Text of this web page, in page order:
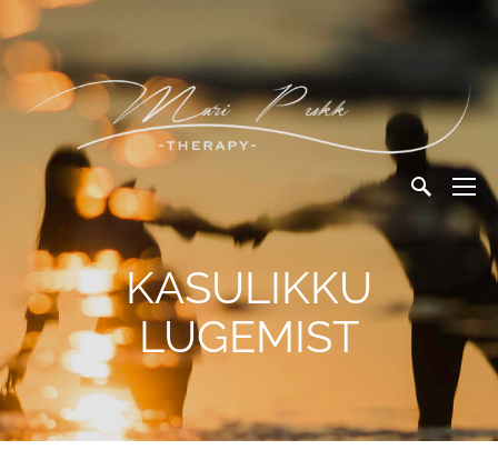
KASULIKKU
LUGEMIST